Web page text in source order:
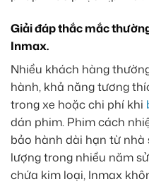
Giải đáp thắc mắc
Inmax.
Nhiều khách hàng
hành, khả năng tương
trong xe hoặc chi phí khi
dán phim. Phim cách
bảo hành dài hạn từ
lượng trong nhiều năm
chứa kim loại, Inmax